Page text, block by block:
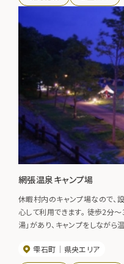
網張温泉キャンプ場
休暇村内のキャンプ場なので、
心して利用できます。 徒歩2分～3分のところに日帰り入浴施設「薬師の
湯」があり、キャンプをしながら
雫石町 県央エリア